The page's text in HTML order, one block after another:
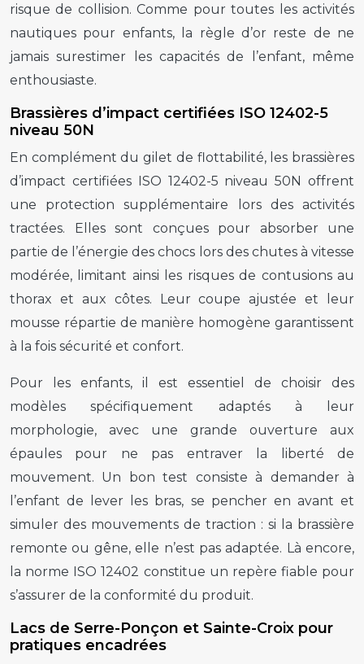
risque de collision. Comme pour toutes les activités
nautiques pour enfants, la règle d’or reste de ne
jamais surestimer les capacités de l’enfant, même
enthousiaste.
Brassières d’impact certifiées ISO 12402-5
niveau 50N
En complément du gilet de flottabilité, les brassières
d’impact certifiées ISO 12402-5 niveau 50N offrent
une protection supplémentaire lors des activités
tractées. Elles sont conçues pour absorber une
partie de l’énergie des chocs lors des chutes à vitesse
modérée, limitant ainsi les risques de contusions au
thorax et aux côtes. Leur coupe ajustée et leur
mousse répartie de manière homogène garantissent
à la fois sécurité et confort.
Pour les enfants, il est essentiel de choisir des
modèles spécifiquement adaptés à leur
morphologie, avec une grande ouverture aux
épaules pour ne pas entraver la liberté de
mouvement. Un bon test consiste à demander à
l’enfant de lever les bras, se pencher en avant et
simuler des mouvements de traction : si la brassière
remonte ou gêne, elle n’est pas adaptée. Là encore,
la norme ISO 12402 constitue un repère fiable pour
s’assurer de la conformité du produit.
Lacs de Serre-Ponçon et Sainte-Croix pour
pratiques encadrées